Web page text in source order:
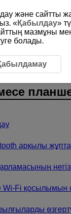
арқылы
Wi-Fi қосылымын
және
«Қабылдау»
мазмұны
болады.